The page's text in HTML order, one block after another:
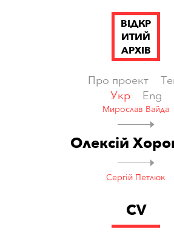
ВІДКР
ИТИЙ
АРХІВ
Про проект
Укр
Eng
Мирослав Вайда
Олексій
Сергій Петлюк
CV